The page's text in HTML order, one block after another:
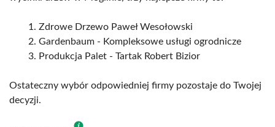
Zdrowe Drzewo Paweł Wesołowski
Gardenbaum - Kompleksowe usługi ogrodnicze
Produkcja Palet - Tartak Robert Bizior
Ostateczny wybór odpowiedniej firmy pozostaje do Twojej
decyzji.